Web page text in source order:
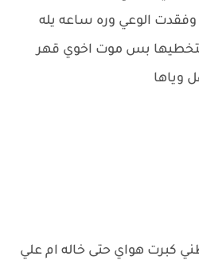
الوعي وره ساعه يله
بس موت اخوي قهر
وياها
كبرت هواي حتى خاله ام علي